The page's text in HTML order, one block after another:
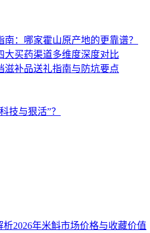
：哪家霍山原产地的更靠谱？
大买药渠道多维度深度对比
滋补品送礼指南与防坑要点
技与狠活”？
2026年米斛市场价格与收藏价值